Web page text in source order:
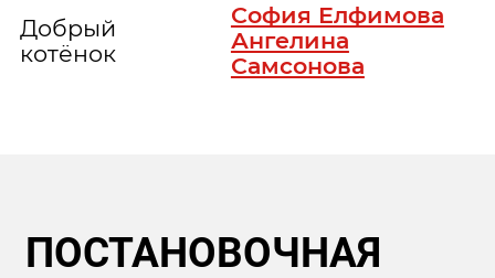
Добрый
котёнок
София Елфимова
Ангелина
Самсонова
ПОСТАНОВОЧНАЯ